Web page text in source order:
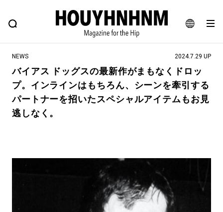
JA
EN
FEATURE BLOG SNAP
ヒップなファッション、カルチャー、ライフスタイルWEBマガジン
#注目のタグ
#SHOPPING ADDICT
#路地裏てぃーん。 #MONTHLY JOURNAL
#フイナムのYouTube
#FOCUS IT #AH.H
#FASHION #MUSIC #MOVIE
NEWS 2024.7.29 UP
バイアス ドッグスの最新作がまもなくドロッ
プ。インラインはもちろん、シーンを牽引する
パートナーを招いたスペシャルアイテムもお見
逃しなく。